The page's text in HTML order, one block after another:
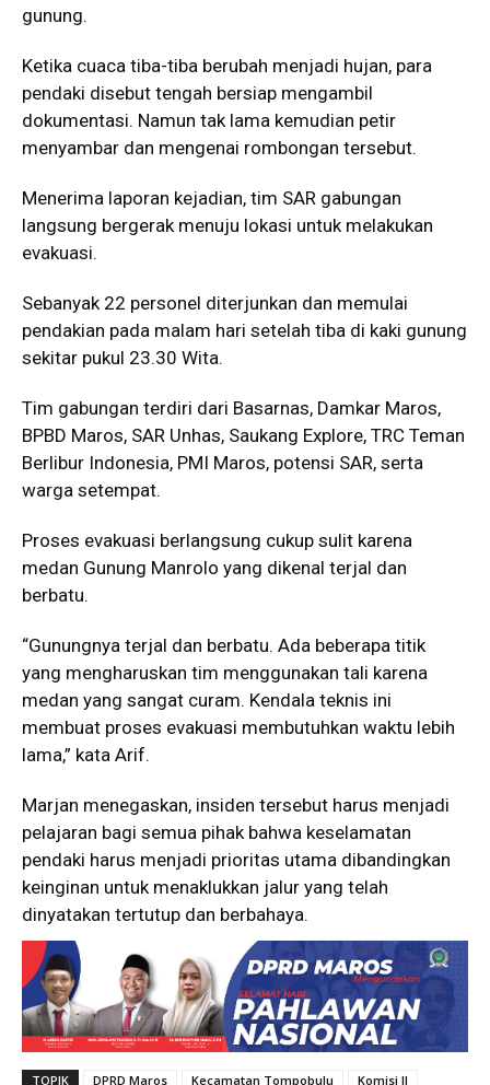
gunung.
Ketika cuaca tiba-tiba berubah menjadi hujan, para
pendaki disebut tengah bersiap mengambil
dokumentasi. Namun tak lama kemudian petir
menyambar dan mengenai rombongan tersebut.
Menerima laporan kejadian, tim SAR gabungan
langsung bergerak menuju lokasi untuk melakukan
evakuasi.
Sebanyak 22 personel diterjunkan dan memulai
pendakian pada malam hari setelah tiba di kaki gunung
sekitar pukul 23.30 Wita.
Tim gabungan terdiri dari Basarnas, Damkar Maros,
BPBD Maros, SAR Unhas, Saukang Explore, TRC Teman
Berlibur Indonesia, PMI Maros, potensi SAR, serta
warga setempat.
Proses evakuasi berlangsung cukup sulit karena
medan Gunung Manrolo yang dikenal terjal dan
berbatu.
“Gunungnya terjal dan berbatu. Ada beberapa titik
yang mengharuskan tim menggunakan tali karena
medan yang sangat curam. Kendala teknis ini
membuat proses evakuasi membutuhkan waktu lebih
lama,” kata Arif.
Marjan menegaskan, insiden tersebut harus menjadi
pelajaran bagi semua pihak bahwa keselamatan
pendaki harus menjadi prioritas utama dibandingkan
keinginan untuk menaklukkan jalur yang telah
dinyatakan tertutup dan berbahaya.
TOPIK DPRD Maros Kecamatan Tompobulu
Komisi II